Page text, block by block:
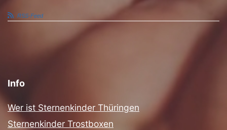
RSS-Feed
Info
Wer ist Sternenkinder Thüringen
Sternenkinder Trostboxen